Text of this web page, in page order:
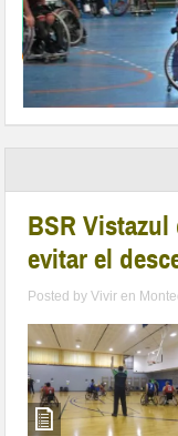
BSR
evitar el
Posted byVivir en